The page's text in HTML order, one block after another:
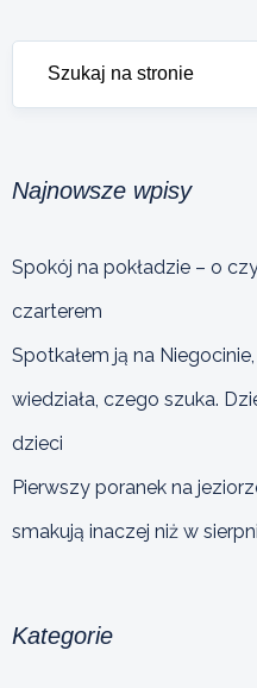
Najnowsze wpisy
Spokój na pokładzie – o
czarterem
Spotkałem ją na
wiedziała, czego szuka.
dzieci
Pierwszy poranek na
smakują inaczej niż w
Kategorie